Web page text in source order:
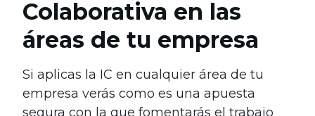
Colaborativa en las
áreas de tu empresa
Si aplicas la IC en cualquier área de tu
empresa verás como es una apuesta
segura con la que fomentarás el trabajo